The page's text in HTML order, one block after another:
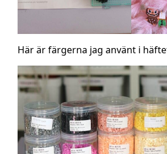
Här är färgerna jag använt i